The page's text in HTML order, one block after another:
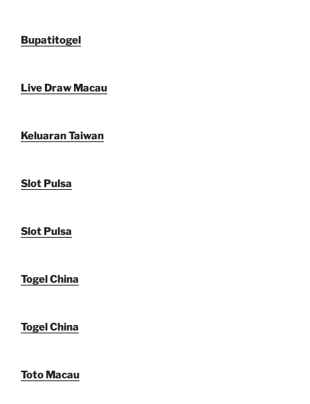
Bupatitogel
Live Draw Macau
Keluaran Taiwan
Slot Pulsa
Slot Pulsa
Togel China
Togel China
Toto Macau